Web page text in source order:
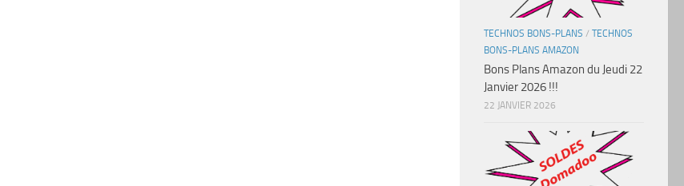
TECHNOS BONS-PLANS / TECHNOS
BONS-PLANS AMAZON
Bons Plans Amazon du Jeudi 22
Janvier 2026 !!!
22 JANVIER 2026